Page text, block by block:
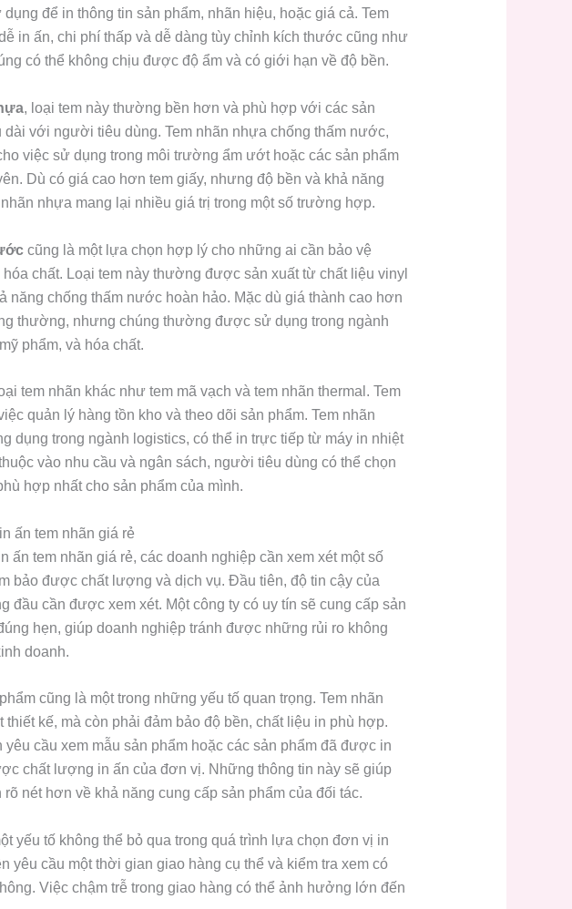
để in thông tin sản phẩm, nhãn hiệu, hoặc giá cả. Tem
in ấn, chi phí thấp và dễ dàng tùy chỉnh kích thước cũng như
có thể không chịu được độ ẩm và có giới hạn về độ bền.
, loại tem này thường bền hơn và phù hợp với các sản
dài với người tiêu dùng. Tem nhãn nhựa chống thấm nước,
việc sử dụng trong môi trường ẩm ướt hoặc các sản phẩm
Dù có giá cao hơn tem giấy, nhưng độ bền và khả năng
nhựa mang lại nhiều giá trị trong một số trường hợp.
cũng là một lựa chọn hợp lý cho những ai cần bảo vệ
chất. Loại tem này thường được sản xuất từ chất liệu vinyl
năng chống thấm nước hoàn hảo. Mặc dù giá thành cao hơn
thường, nhưng chúng thường được sử dụng trong ngành
phẩm, và hóa chất.
tem nhãn khác như tem mã vạch và tem nhãn thermal. Tem
quản lý hàng tồn kho và theo dõi sản phẩm. Tem nhãn
dụng trong ngành logistics, có thể in trực tiếp từ máy in nhiệt
vào nhu cầu và ngân sách, người tiêu dùng có thể chọn
hợp nhất cho sản phẩm của mình.
ấn tem nhãn giá rẻ
ấn tem nhãn giá rẻ, các doanh nghiệp cần xem xét một số
bảo được chất lượng và dịch vụ. Đầu tiên, độ tin cậy của
đầu cần được xem xét. Một công ty có uy tín sẽ cung cấp sản
hẹn, giúp doanh nghiệp tránh được những rủi ro không
doanh.
cũng là một trong những yếu tố quan trọng. Tem nhãn
thiết kế, mà còn phải đảm bảo độ bền, chất liệu in phù hợp.
yêu cầu xem mẫu sản phẩm hoặc các sản phẩm đã được in
chất lượng in ấn của đơn vị. Những thông tin này sẽ giúp
nét hơn về khả năng cung cấp sản phẩm của đối tác.
yếu tố không thể bỏ qua trong quá trình lựa chọn đơn vị in
yêu cầu một thời gian giao hàng cụ thể và kiểm tra xem có
Việc chậm trễ trong giao hàng có thể ảnh hưởng lớn đến